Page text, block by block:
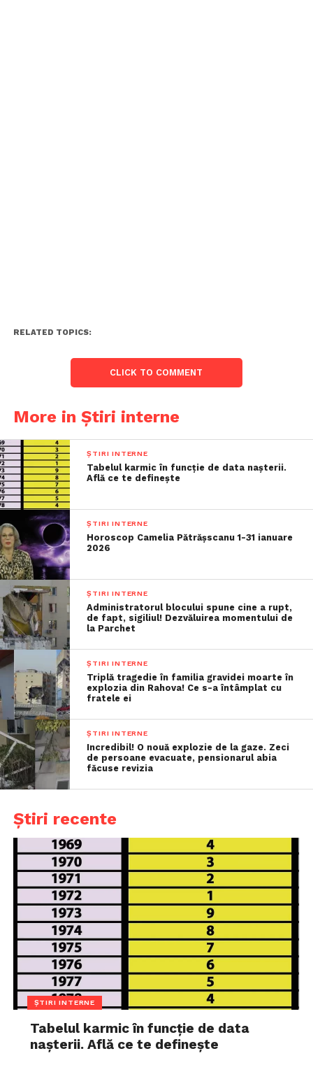
RELATED TOPICS:
CLICK TO COMMENT
More in Știri interne
ȘTIRI INTERNE
Tabelul karmic în funcție de data nașterii.
Află ce te definește
ȘTIRI INTERNE
Horoscop Camelia Pătrășscanu 1-31 ianuare
2026
ȘTIRI INTERNE
Administratorul blocului spune cine a rupt,
de fapt, sigiliul! Dezvăluirea momentului de
la Parchet
ȘTIRI INTERNE
Triplă tragedie în familia gravidei moarte în
explozia din Rahova! Ce s-a întâmplat cu
fratele ei
ȘTIRI INTERNE
Incredibil! O nouă explozie de la gaze. Zeci
de persoane evacuate, pensionarul abia
făcuse revizia
Știri recente
ȘTIRI INTERNE
Tabelul karmic în funcție de data
nașterii. Află ce te definește